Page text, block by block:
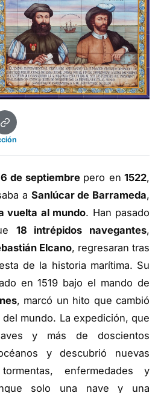
6 de septiembre pero en 1522,
a Sanlúcar de Barrameda,
vuelta al mundo. Han pasado
18 intrépidos navegantes,
Elcano, regresaran tras
de la historia marítima. Su
en 1519 bajo el mando de
, marcó un hito que cambió
mundo. La expedición, que
y más de doscientos
y descubrió nuevas
enfermedades y
solo una nave y una